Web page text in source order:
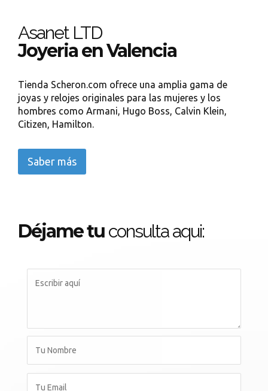
Asanet LTD
Joyeria en Valencia
Tienda Scheron.com ofrece una amplia gama de
joyas y relojes originales para las mujeres y los
hombres como Armani, Hugo Boss, Calvin Klein,
Citizen, Hamilton.
Saber más
Déjame tu consulta aqui: